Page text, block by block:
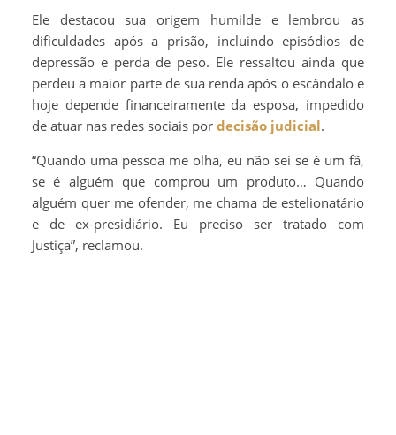
Ele destacou sua origem humilde e lembrou as
dificuldades após a prisão, incluindo episódios de
depressão e perda de peso. Ele ressaltou ainda que
perdeu a maior parte de sua renda após o escândalo e
hoje depende financeiramente da esposa, impedido
de atuar nas redes sociais por decisão judicial.
“Quando uma pessoa me olha, eu não sei se é um fã,
se é alguém que comprou um produto… Quando
alguém quer me ofender, me chama de estelionatário
e de ex-presidiário. Eu preciso ser tratado com
Justiça”, reclamou.